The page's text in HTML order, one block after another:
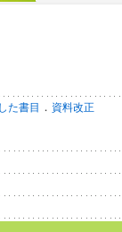
た書目 ． 資料改正